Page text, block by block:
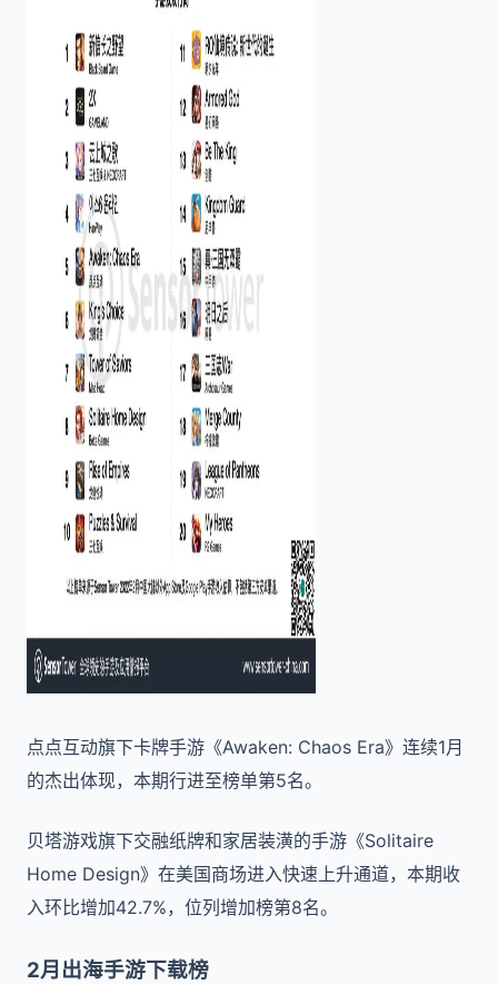
点点互动旗下卡牌手游《Awaken: Chaos Era》连续1月
的杰出体现，本期行进至榜单第5名。
贝塔游戏旗下交融纸牌和家居装潢的手游《Solitaire
Home Design》在美国商场进入快速上升通道，本期收
入环比增加42.7%，位列增加榜第8名。
2月出海手游下载榜